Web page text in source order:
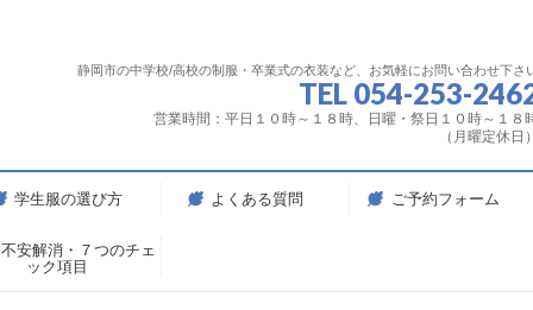
静岡市の中学校/高校の制服・卒業式の衣装など、お気軽にお問い合わせ下さ
TEL 054-253-
営業時間：平日１０時～１８時、日曜・祭日１０時～１８
（月曜定休日）
学生服の選び方 よくある質問 ご予約フォーム
不安解消・７つのチェ
ック項目